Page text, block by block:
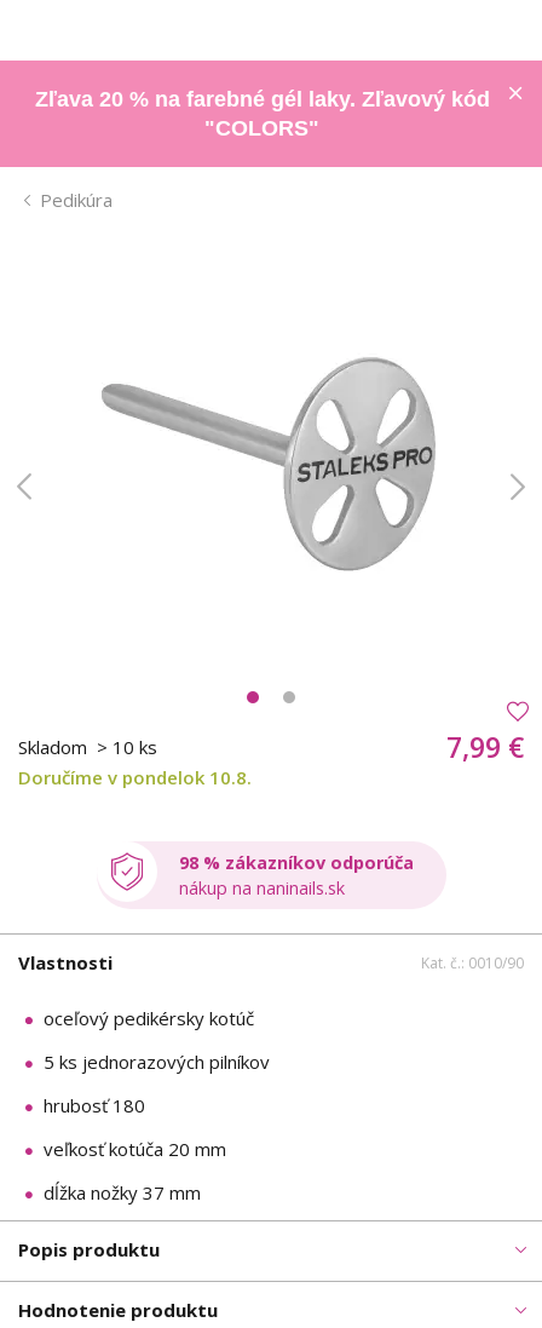
Zľava 20 % na farebné gél laky. Zľavový kód
"COLORS"
Pedikúra
Skladom > 10 ks
Doručíme v pondelok 10.8.
7,99 €
98 % zákazníkov odporúča
nákup na naninails.sk
Vlastnosti Kat. č.: 0010/90
oceľový pedikérsky kotúč
5 ks jednorazových pilníkov
hrubosť 180
veľkosť kotúča 20 mm
dĺžka nožky 37 mm
Popis produktu
Hodnotenie produktu